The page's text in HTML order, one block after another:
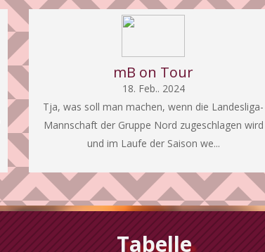
mB on Tour
18. Feb.. 2024
Tja, was soll man machen, wenn die Landesliga-
Mannschaft der Gruppe Nord zugeschlagen wird
und im Laufe der Saison we...
Tabelle